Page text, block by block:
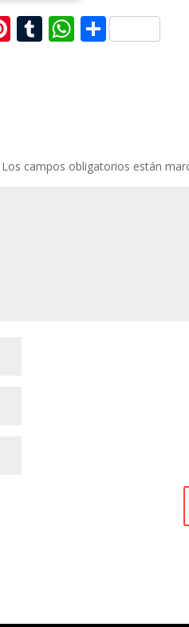
Pi T W
p
p
C
ti
r
Los campos obligatorios están